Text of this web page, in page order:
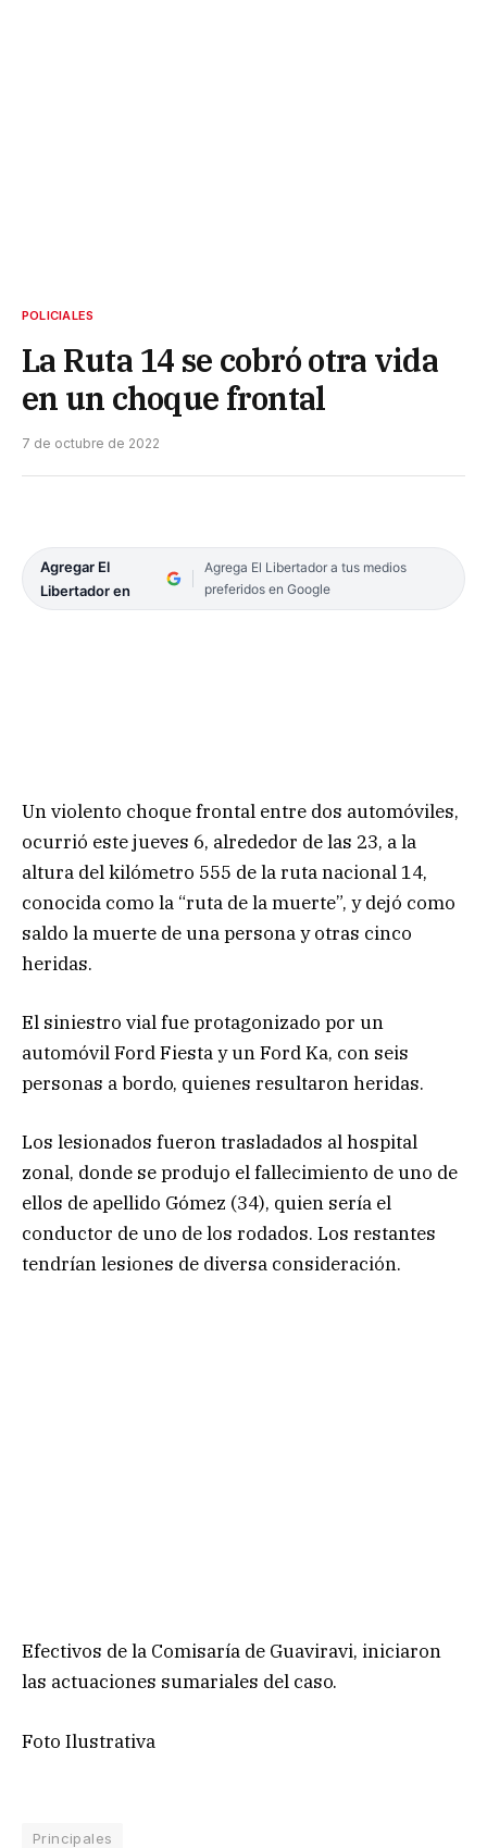
POLICIALES
La Ruta 14 se cobró otra vida
en un choque frontal
7 de octubre de 2022
Agregar El
Libertador en
Agrega El Libertador a tus medios
preferidos en Google
Un violento choque frontal entre dos automóviles,
ocurrió este jueves 6, alrededor de las 23, a la
altura del kilómetro 555 de la ruta nacional 14,
conocida como la “ruta de la muerte”, y dejó como
saldo la muerte de una persona y otras cinco
heridas.
El siniestro vial fue protagonizado por un
automóvil Ford Fiesta y un Ford Ka, con seis
personas a bordo, quienes resultaron heridas.
Los lesionados fueron trasladados al hospital
zonal, donde se produjo el fallecimiento de uno de
ellos de apellido Gómez (34), quien sería el
conductor de uno de los rodados. Los restantes
tendrían lesiones de diversa consideración.
Efectivos de la Comisaría de Guaviravi, iniciaron
las actuaciones sumariales del caso.
Foto Ilustrativa
Principales